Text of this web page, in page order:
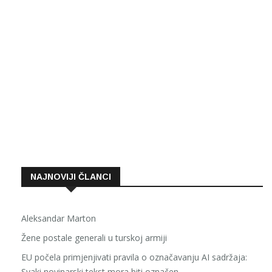
NAJNOVIJI ČLANCI
Aleksandar Marton
Žene postale generali u turskoj armiji
EU počela primjenjivati pravila o označavanju AI sadržaja: